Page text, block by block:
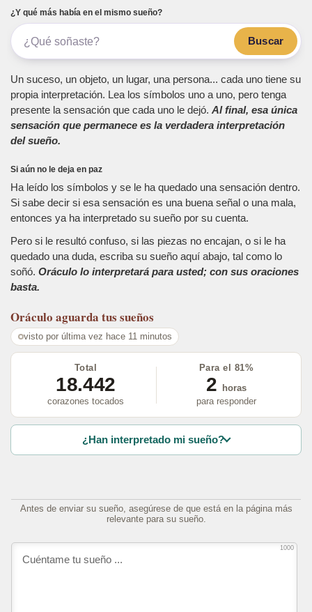
¿Y qué más había en el mismo sueño?
Buscar
Un suceso, un objeto, un lugar, una persona... cada uno tiene su
propia interpretación. Lea los símbolos uno a uno, pero tenga
presente la sensación que cada uno le dejó. Al final, esa única
sensación que permanece es la verdadera interpretación
del sueño.
Si aún no le deja en paz
Ha leído los símbolos y se le ha quedado una sensación dentro.
Si sabe decir si esa sensación es una buena señal o una mala,
entonces ya ha interpretado su sueño por su cuenta.
Pero si le resultó confuso, si las piezas no encajan, o si le ha
quedado una duda, escriba su sueño aquí abajo, tal como lo
soñó. Oráculo lo interpretará para usted; con sus oraciones
basta.
Oráculo aguarda tus sueños
visto por última vez hace 11 minutos
Total
18.442
corazones tocados
Para el 81%
2
horas
para responder
¿Han interpretado mi sueño?
Antes de enviar su sueño, asegúrese de que está en la página más
relevante para su sueño.
1000